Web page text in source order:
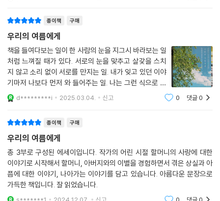
--- p.118
온갖 어둠과 검은 개와 졸피뎀과 시와 바다가 뒤섞인 여기가 나의 삶이다.
파도처럼 온갖 것이 오고 또 가는 곳이 나의 삶이다. 나는 이런 삶을 사랑해
버린다. 그래서 오틸라의 이야기는 처음과 다르게 읽힌다. 어둠으로부터
도망친 소녀의 탈출기가 아니라 자신을 기다리는 해골에게로 힘껏 달려간
용감한 소녀의 이야기로. 어쩌면 오틸라와 해골, 이 둘은 과거의 나와 미래
의 나, 현재의 나와 상상 속의 나와 같이 한 사람의 내면으로 바라볼 수도
두려움 앞에서도 우리는 서로를 구할 수 있을 거라고. 무엇보다 나는 이 용
기를 자기 자신을 향한 사랑이라고 기록해두고 싶다. 스스로를 사랑했기에
둘은 어둠 속에서도 춤을 출 수 있었고, 친절과 배려를 잃지 않을 수 있었으
니까.
--- pp.126-127
비가 차오르는 집, 다 젖어 굽어버린 책, 망가진 세간을 바라보고만 있던 순
첫 산문집입니다.
기억을 되살피며 소중했던 시간을 한번 더 누릴 수 있어 즐거웠습니다. 쓰
기를 멈추고 다른 일을 할 때도 어느새 제 마음은 이 이야기들에 붙들려 늘
무언가를 쓰고 있다는 착각이 들기도 했습니다.
무엇보다 어린 나와 지금의 내가 다르다는 사실을 마침내 이해하는 시간이
었습니다. 독자 여러분과 나누고 싶었던 이야기가 바로 이 변화였다는 것
을 이제야 알 것 같고요. 오직 내가 쓴 문장을 통해서만 닿을 수 있는 낯선
록해보고 싶어졌습니다. 다음은 어떤 모습일까요. 의연해지고 싶습니다.
(…)
또다른 여름입니다.
이 책을 품에 안고 보고 싶었던 사람들과 반가운 안부를 나누고 싶습니다.
빛과 바람, 돌멩이와 언덕에게
마음이 닿을 수 있다면 좋겠습니다.
나가요, 때마침 시는 너무 짧고요』를 주문했다. 산문집을
종이책 구매
우리의 여름에게
책을 들여다보는 일이 한 사람의 눈을 지그시 바라보는 일
처럼 느껴질 때가 있다. 서로의 눈을 맞추고 살갗을 스치
지 않고 소리 없이 서로를 만지는 일. 내가 잊고 있던 이야
기마저 나보다 먼저 와 들어주는 일. 나는 그런 식으로 몇
몇의 작가를 깊이 사랑했다. 내가 가장 어두울 때 나를 만
지는 눈. 나만 준비되었다면 언제든 나를 안아주는 눈.p.1
d*********i 2025.03.04. 신고 0 댓글0
종이책 구매
우리의 여름에게
총 3부로 구성된 에세이입니다. 작가의 어린 시절 할머니의 사랑에 대한
이야기로 시작해서 할머니, 아버지와의 이별을 경험하면서 겪은 상실과 아
픔에 대한 이야기, 나아가는 이야기를 담고 있습니다. 아름다운 문장으로
가득한 책입니다. 잘 읽었습니다.